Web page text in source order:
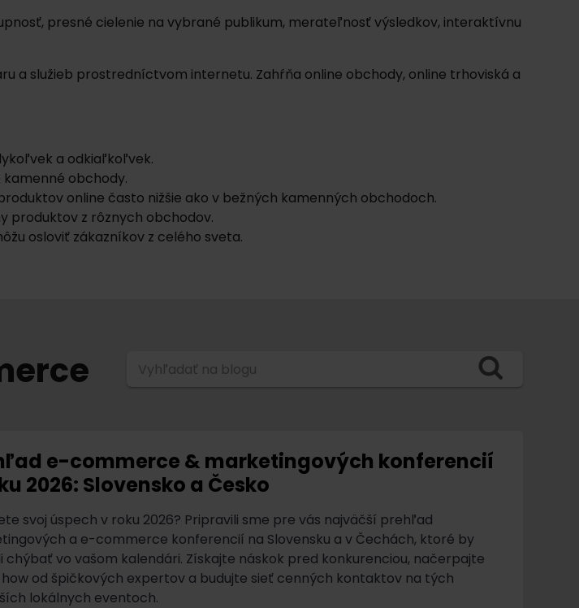
presné cielenie na vybrané publikum, merateľnosť výsledkov, interaktívnu
a služieb prostredníctvom internetu. Zahŕňa online obchody, online trhoviská a
a odkiaľkoľvek.
obchody.
online často nižšie ako v bežných kamenných obchodoch.
produktov z rôznych obchodov.
osloviť zákazníkov z celého sveta.
Vyhľadať na blogu
e-commerce & marketingových konferencií
2026: Slovensko a Česko
svoj úspech v roku 2026? Pripravili sme pre vás najväčší prehľad
a e-commerce konferencií na Slovensku a v Čechách, ktoré by
chýbať vo vašom kalendári. Získajte náskok pred konkurenciou, načerpajte
od špičkových expertov a budujte sieť cenných kontaktov na tých
lokálnych eventoch.